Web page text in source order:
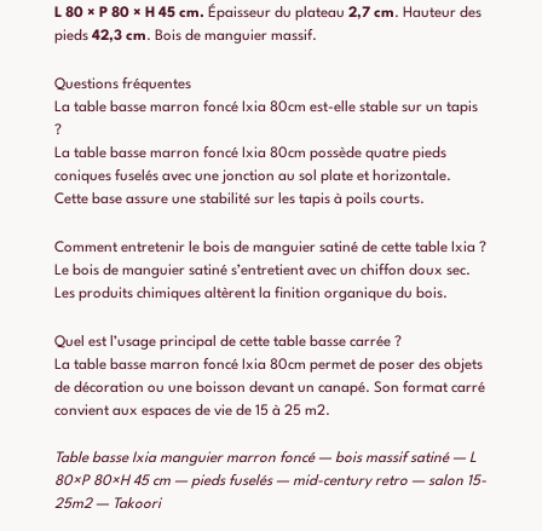
L 80 × P 80 × H 45 cm. Épaisseur du plateau 2,7 cm. Hauteur des
pieds 42,3 cm. Bois de manguier massif.
Questions fréquentes
La table basse marron foncé Ixia 80cm est-elle stable sur un tapis
?
La table basse marron foncé Ixia 80cm possède quatre pieds
coniques fuselés avec une jonction au sol plate et horizontale.
Cette base assure une stabilité sur les tapis à poils courts.
Comment entretenir le bois de manguier satiné de cette table Ixia ?
Le bois de manguier satiné s’entretient avec un chiffon doux sec.
Les produits chimiques altèrent la finition organique du bois.
Quel est l’usage principal de cette table basse carrée ?
La table basse marron foncé Ixia 80cm permet de poser des objets
de décoration ou une boisson devant un canapé. Son format carré
convient aux espaces de vie de 15 à 25 m2.
Table basse Ixia manguier marron foncé — bois massif satiné — L
80×P 80×H 45 cm — pieds fuselés — mid-century retro — salon 15-
25m2 — Takoori